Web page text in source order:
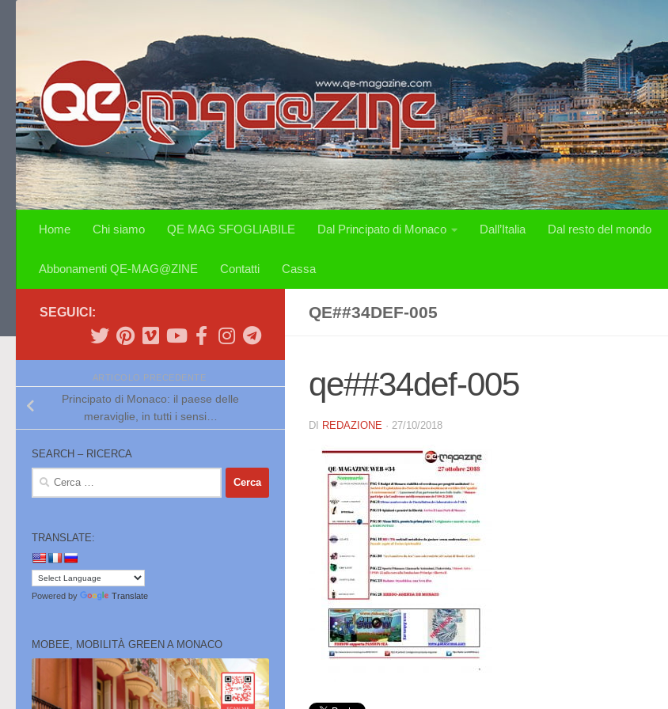
Home Chi siamo QE MAG SFOGLIABILE Dal Principato di Monaco Dall’Italia Dal resto del mondo
Abbonamenti QE-MAG@ZINE Contatti Cassa
QE##34DEF-005
qe##34def-005
DI REDAZIONE · 27/10/2018
SEGUICI:
ARTICOLO PRECEDENTE
Principato di Monaco: il paese delle
meraviglie, in tutti i sensi…
SEARCH – RICERCA
Ricerca
TRANSLATE:
Powered by Translate
MOBEE, MOBILITÀ GREEN A MONACO